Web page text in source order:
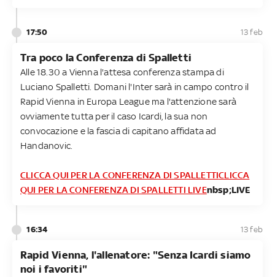
17:50 13 feb
Tra poco la Conferenza di Spalletti
Alle 18.30 a Vienna l'attesa conferenza stampa di
Luciano Spalletti. Domani l'Inter sarà in campo contro il
Rapid Vienna in Europa League ma l'attenzione sarà
ovviamente tutta per il caso Icardi, la sua non
convocazione e la fascia di capitano affidata ad
Handanovic.
CLICCA QUI PER LA CONFERENZA DI SPALLETTICLICCA
QUI PER LA CONFERENZA DI SPALLETTI LIVEnbsp;LIVE
16:34 13 feb
Rapid Vienna, l'allenatore: "Senza Icardi siamo
noi i favoriti"